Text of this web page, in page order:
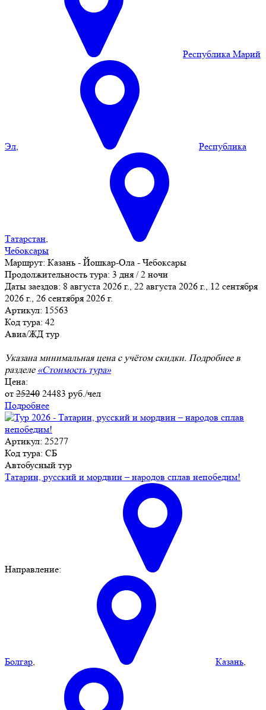
Республика Марий
Эл Республика
Татарстан
Чебоксары
Маршрут: Казань - Йошкар-Ола - Чебоксары
Продолжительность тура: 3 дня / 2 ночи
Даты заездов: 8 августа 2026 г., 22 августа 2026 г., 12 сентября
2026 г., 26 сентября 2026 г.
Артикул: 15563
Код тура: 42
Авиа/ЖД тур
Указана минимальная цена с учётом скидки. Подробнее в
разделе «Стоимость тура»
Цена:
от 25240 24483 руб./чел
Подробнее
Артикул: 25277
Код тура: СБ
Автобусный тур
Татарин, русский и мордвин – народов сплав непобедим!
Направление:
Болгар Казань